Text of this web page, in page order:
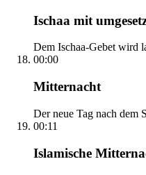
Ischaa mit
Dem Ischaa-Gebet wird
00:00
Mitternacht
Der neue Tag nach dem
00:11
Islamische